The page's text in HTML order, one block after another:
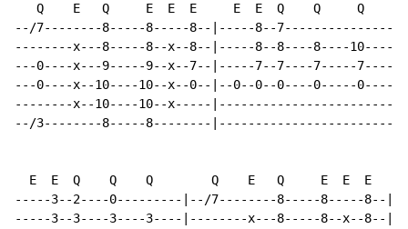
Q    E   Q     E  E  E     E  E  Q    Q     Q
--/7--------8-----8-----8--|-----8--7---------------
--------x---8-----8--x--8--|-----8--8----8----10----
---0----x---9-----9--x--7--|-----7--7----7-----7----
---0----x--10----10--x--0--|--0--0--0----0-----0----
--------x--10----10--x-----|------------------------
--/3--------8-----8--------|------------------------
E  E  Q    Q    Q        Q    E   Q     E  E  E
-----3--2----0---------|--/7--------8-----8-----8--
-----3--3----3----3----|--------x---8-----8--x--8--